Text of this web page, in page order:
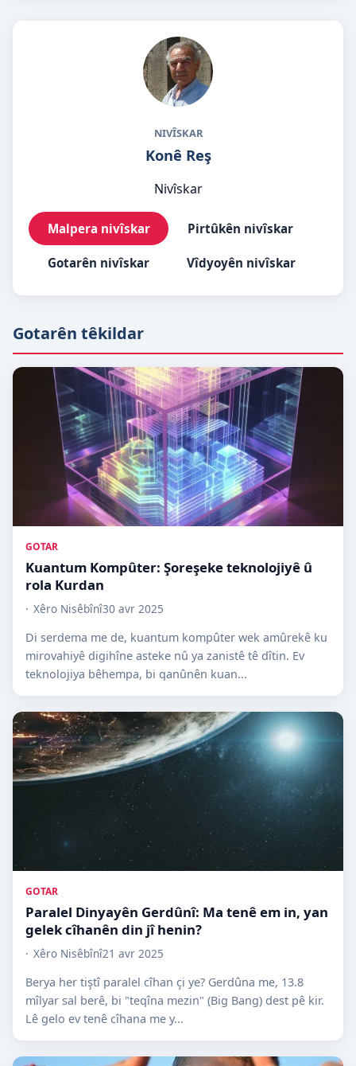
NIVÎSKAR
Konê Reş
Nivîskar
Malpera nivîskar Pirtûkên nivîskar
Gotarên nivîskar Vîdyoyên nivîskar
Gotarên têkildar
GOTAR
Kuantum Kompûter: Şoreşeke teknolojiyê û
rola Kurdan
Xêro Nisêbînî30 avr 2025
Di serdema me de, kuantum kompûter wek amûrekê ku
mirovahiyê digihîne asteke nû ya zanistê tê dîtin. Ev
teknolojiya bêhempa, bi qanûnên kuan...
GOTAR
Paralel Dinyayên Gerdûnî: Ma tenê em in, yan
gelek cîhanên din jî henin?
Xêro Nisêbînî21 avr 2025
Berya her tiştî paralel cîhan çi ye? Gerdûna me, 13.8
mîlyar sal berê, bi "teqîna mezin" (Big Bang) dest pê kir.
Lê gelo ev tenê cîhana me y...